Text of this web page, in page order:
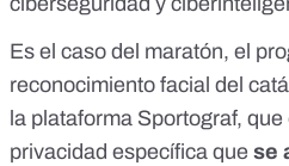
Es el caso del maratón, el
reconocimiento facial del
la plataforma Sportograf, que
privacidad específica que se